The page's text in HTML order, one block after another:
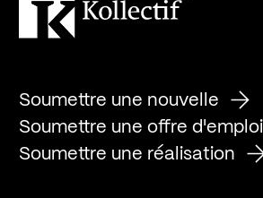
Soumettre une nouvelle
Soumettre une offre d'emploi
Soumettre une réalisation